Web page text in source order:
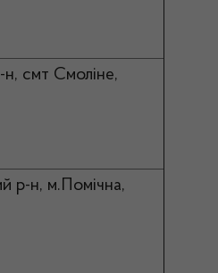
н, смт Смоліне,
р-н, м.Помічна,